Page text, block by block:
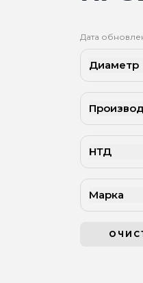
Дата
Диаметр
НТД
Марка